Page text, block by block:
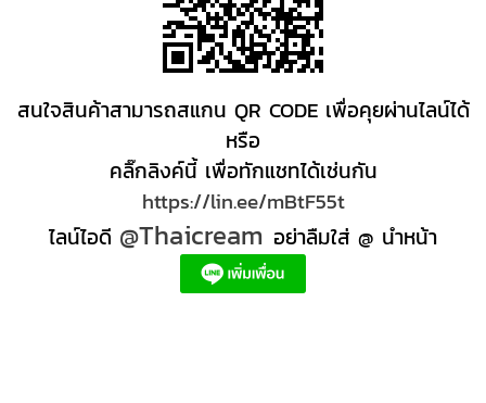
สนใจสินค้าสามารถสแกน QR CODE เพื่อคุยผ่านไลน์ได้
หรือ
คลิ๊กลิงค์นี้ เพื่อทักแชทได้เช่นกัน
https://lin.ee/mBtF55t
ไลน์ไอดี @Thaicream อย่าลืมใส่ @ นำหน้า